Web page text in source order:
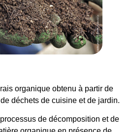
organique obtenu à partir de
déchets de cuisine et de jardin.
de décomposition et de